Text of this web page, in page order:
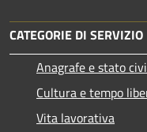
CATEGORIE DI SERVIZIO
Anagrafe e stato
Cultura e tempo
Vita lavorativa